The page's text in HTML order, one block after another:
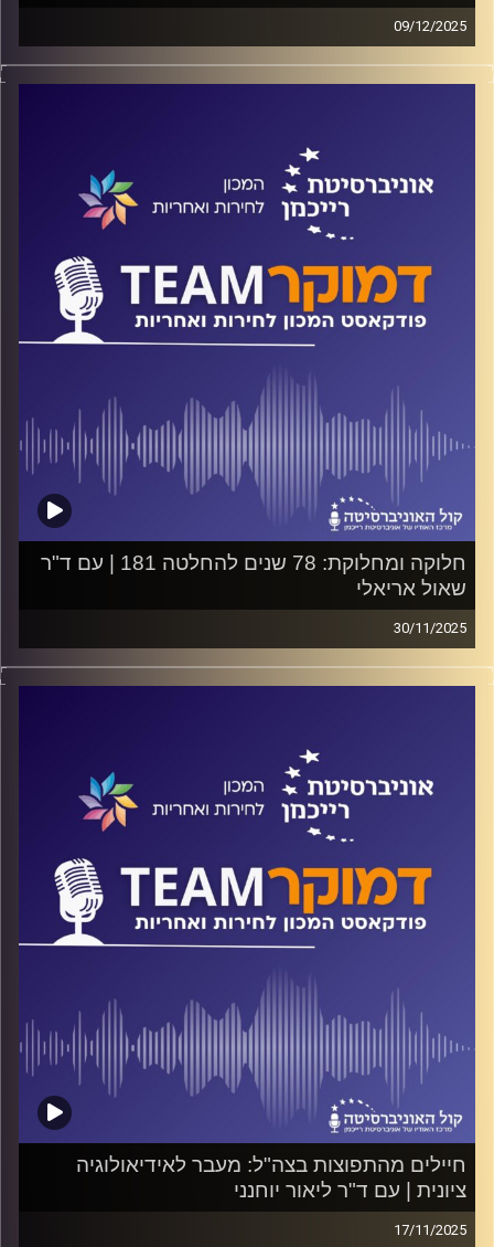
09/12/2025
פודקאסט המכון לחירות ואחריות באוניברסיטת רייכמן
על פטרנליזם ממשלתי כופה ופטרנליזם שאינו כופה, על
המכון לחירות ואחריות
חלוקה ומחלוקת: 78 שנים להחלטה 181 | עם ד"ר
שאול אריאלי
30/11/2025
פודקאסט המכון לחירות ואחריות באוניברסיטת רייכמן
על מתנחלים בשטחים וערבים בירושלים, על חוק אחד
המכון לחירות ואחריות
חיילים מהתפוצות בצה"ל: מעבר לאידיאולוגיה
ציונית | עם ד"ר ליאור יוחנני
17/11/2025